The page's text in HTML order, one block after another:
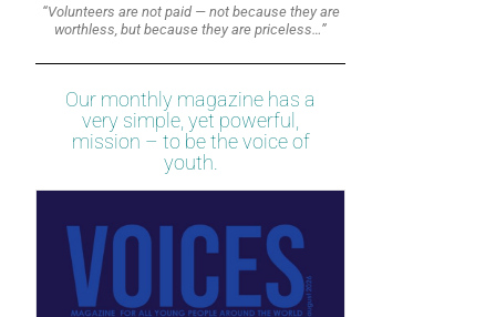
“Volunteers are not paid — not because they are
worthless, but because they are priceless…”
Our monthly magazine has a
very simple, yet powerful,
mission – to be the voice of
youth.